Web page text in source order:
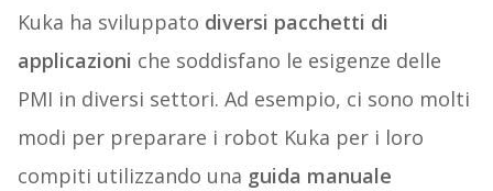
Kuka ha sviluppato diversi pacchetti di
applicazioni che soddisfano le esigenze delle
PMI in diversi settori. Ad esempio, ci sono molti
modi per preparare i robot Kuka per i loro
compiti utilizzando una guida manuale